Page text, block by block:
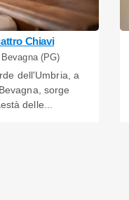
Chiavi
(PG)
dell'Umbria, a
sorge
delle...